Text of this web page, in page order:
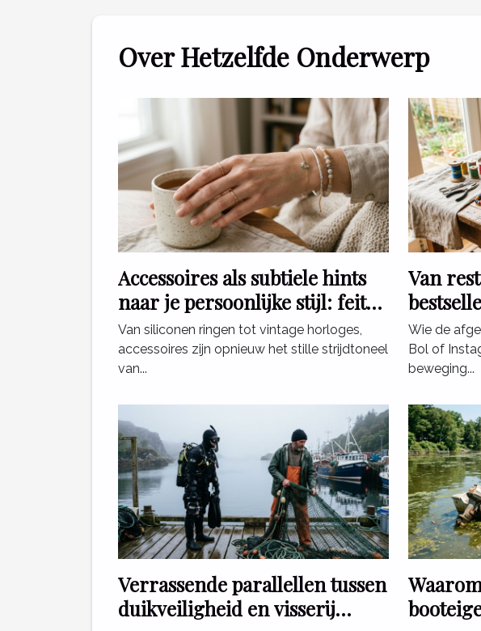
Over Hetzelfde Onderwerp
Accessoires als subtiele hints
naar je persoonlijke stijl: feit
of fabel?
Van siliconen ringen tot vintage horloges,
accessoires zijn opnieuw het stille strijdtoneel
van...
Van
de e-
Wie de
Bol of
beweging...
Verrassende parallellen tussen
duikveiligheid en visserij